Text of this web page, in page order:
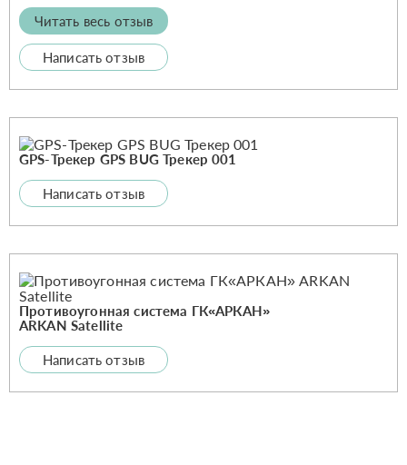
Читать весь отзыв
Написать отзыв
GPS-Трекер GPS BUG Трекер 001
Написать отзыв
Противоугонная система ГК«АРКАН»
ARKAN Satellite
Написать отзыв